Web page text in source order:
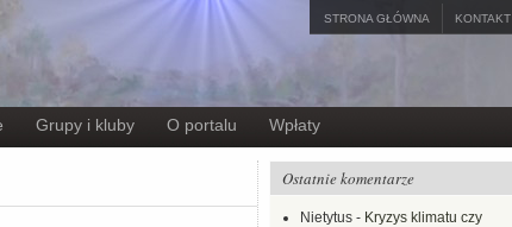
STRONA GŁÓWNA KONTAKT
Grupy i kluby O portalu Wpłaty
Ostatnie komentarze
Nietytus - Kryzys klimatu czy